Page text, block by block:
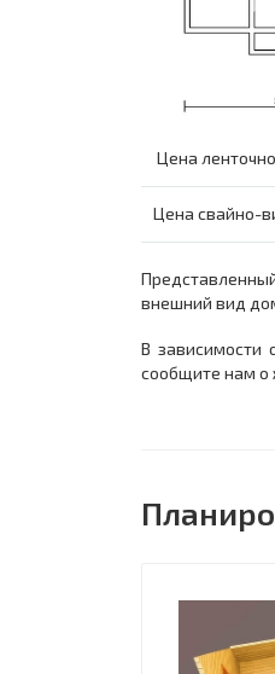
Цена
Цена свайно-
внешний вид
В зависимости
сообщите нам о